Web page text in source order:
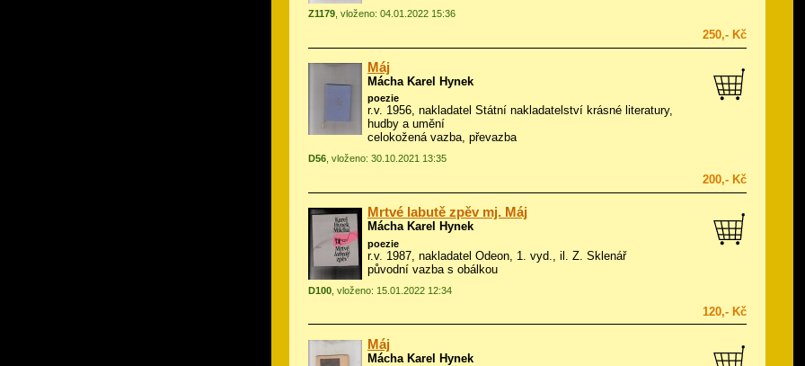
Z1179 , vloženo: 04.01.2022 15:36
250,- Kč
Máj
Mácha Karel Hynek
poezie
r.v. 1956, nakladatel Státní nakladatelství krásné literatury,
hudby a umění
celokožená vazba, převazba
D56 , vloženo: 30.10.2021 13:35
200,- Kč
Mrtvé labutě zpěv mj. Máj
Mácha Karel Hynek
poezie
r.v. 1987, nakladatel Odeon, 1. vyd., il. Z. Sklenář
původní vazba s obálkou
D100 , vloženo: 15.01.2022 12:34
120,- Kč
Máj
Mácha Karel Hynek